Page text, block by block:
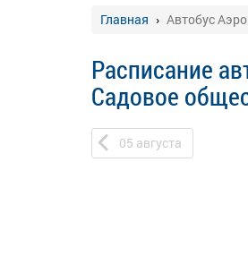
Главная Автобус
Расписание
Садовое
05 августа